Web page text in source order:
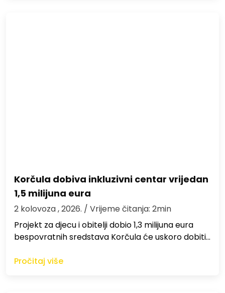
Korčula dobiva inkluzivni centar vrijedan
1,5 milijuna eura
2 kolovoza , 2026. / Vrijeme čitanja: 2min
Projekt za djecu i obitelji dobio 1,3 milijuna eura
bespovratnih sredstava Korčula će uskoro dobiti…
Pročitaj više